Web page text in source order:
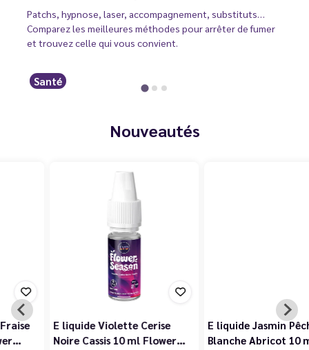
Patchs, hypnose, laser, accompagnement, substituts…
Comparez les meilleures méthodes pour arrêter de fumer
et trouvez celle qui vous convient.
Santé
Nouveautés
E liquide Violette Cerise
Noire Cassis 10 ml Flower…
E liquide Jasmin Pêche
Blanche Abricot 10 ml…